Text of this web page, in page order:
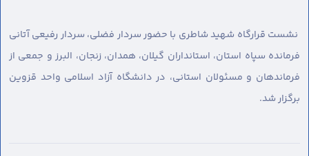
نشست قرارگاه شهید شاطری با حضور سردار فضلی، سردار رفیعی آتانی
فرمانده سپاه استان، استانداران گیلان، همدان، زنجان، البرز و جمعی از
فرماندهان و مسئولان استانی، در دانشگاه آزاد اسلامی واحد قزوین
برگزار شد.